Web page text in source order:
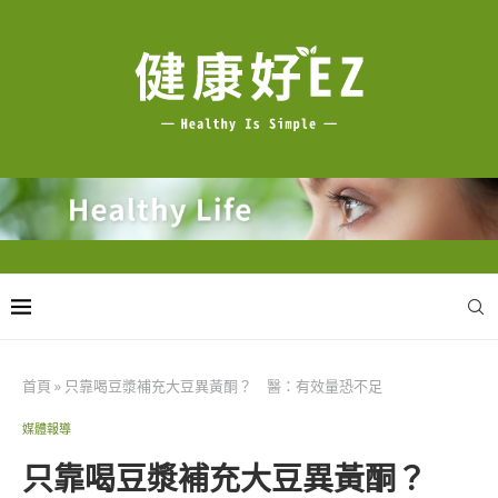
首頁 » 只靠喝豆漿補充大豆異黃酮？ 醫：有效量恐不足
媒體報導
只靠喝豆漿補充大豆異黃酮？